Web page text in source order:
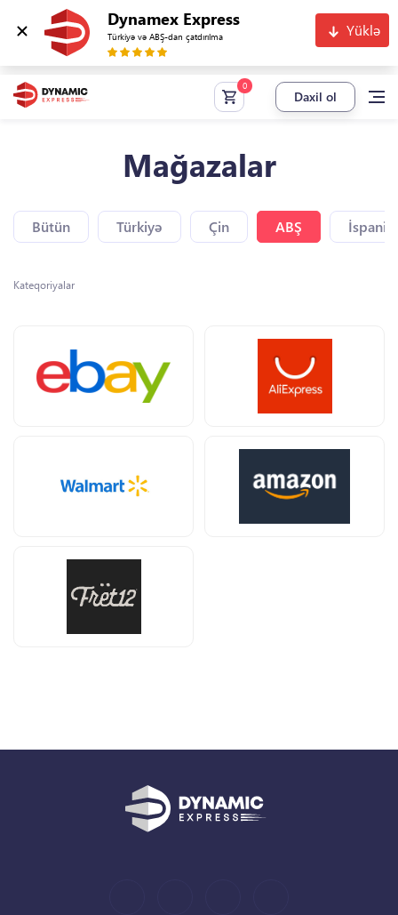
Dynamex Express
Türkiyə və ABŞ-dan çatdırılma Yüklə
Daxil ol
Mağazalar
Bütün Türkiyə Çin ABŞ
Kateqoriyalar